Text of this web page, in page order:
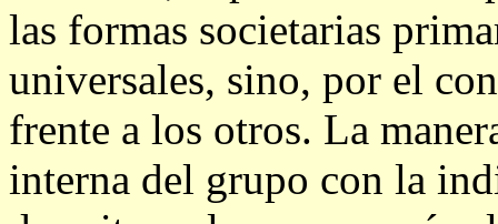
las formas societarias
universales, sino, por el
frente a los otros. La
interna del grupo con la